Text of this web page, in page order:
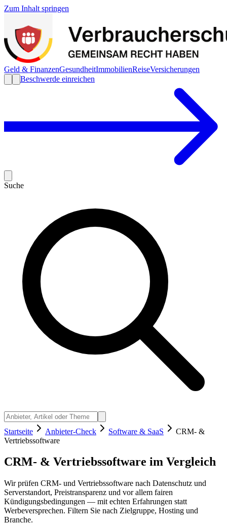
Zum Inhalt springen
Geld & FinanzenGesundheitImmobilienReiseVersicherungen
Beschwerde einreichen
Suche
Startseite Anbieter-Check Software & SaaS
CRM- &
Vertriebssoftware
CRM- & Vertriebssoftware im Vergleich
Wir prüfen CRM- und Vertriebssoftware nach Datenschutz und
Serverstandort, Preistransparenz und vor allem fairen
Kündigungsbedingungen — mit echten Erfahrungen statt
Werbeversprechen. Filtern Sie nach Zielgruppe, Hosting und
Branche.